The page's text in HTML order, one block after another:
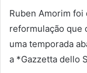
Ruben Amorim foi
reformulação que
uma temporada
a *Gazzetta dello